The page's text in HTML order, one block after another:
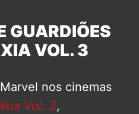
GUARDIÕES
VOL. 3
nos cinemas
Vol. 3,